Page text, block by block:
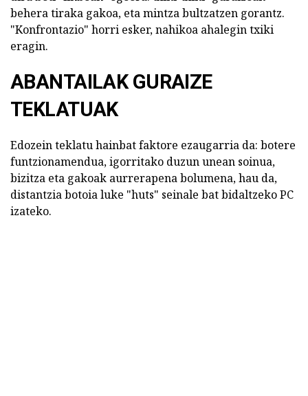
behera tiraka gakoa, eta mintza bultzatzen gorantz.
"Konfrontazio" horri esker, nahikoa ahalegin txiki
eragin.
ABANTAILAK GURAIZE
TEKLATUAK
Edozein teklatu hainbat faktore ezaugarria da: botere
funtzionamendua, igorritako duzun unean soinua,
bizitza eta gakoak aurrerapena bolumena, hau da,
distantzia botoia luke "huts" seinale bat bidaltzeko PC
izateko.